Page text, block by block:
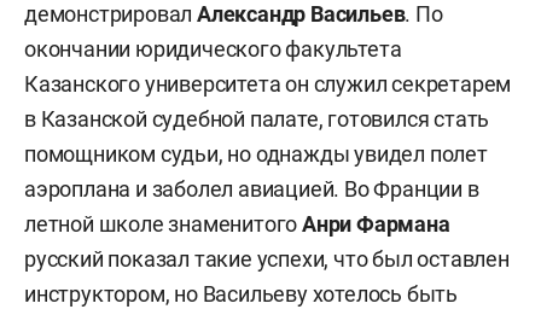
демонстрировалАлександр Васильев. По
окончании юридического факультета
Казанского университета он служил секретарем
в Казанской судебной палате, готовился стать
помощником судьи, но однажды увидел полет
аэроплана и заболел авиацией. Во Франции в
летной школе знаменитогоАнри Фармана
русский показал такие успехи, что был оставлен
инструктором, но Васильеву хотелось быть